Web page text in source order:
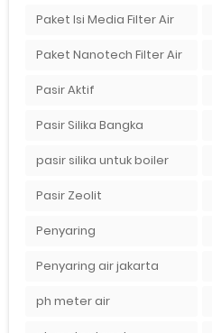
Paket Isi Media Filter Air
Paket Nanotech Filter Air
Pasir Aktif
Pasir Silika Bangka
pasir silika untuk boiler
Pasir Zeolit
Penyaring
Penyaring air jakarta
ph meter air